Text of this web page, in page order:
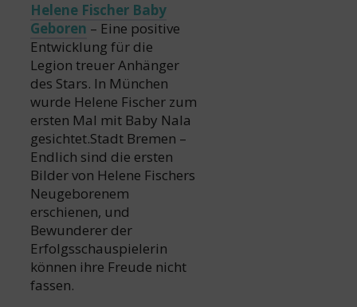
Helene Fischer Baby
Geboren – Eine positive
Entwicklung für die
Legion treuer Anhänger
des Stars. In München
wurde Helene Fischer zum
ersten Mal mit Baby Nala
gesichtet.Stadt Bremen –
Endlich sind die ersten
Bilder von Helene Fischers
Neugeborenem
erschienen, und
Bewunderer der
Erfolgsschauspielerin
können ihre Freude nicht
fassen.